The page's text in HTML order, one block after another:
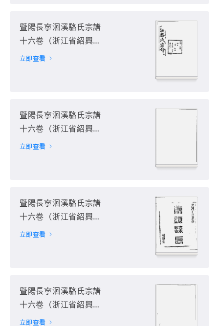
暨陽長寧洄溪駱氏宗譜
十六卷（浙江省紹興市
諸暨市）第7册
立即查看
暨陽長寧洄溪駱氏宗譜
十六卷（浙江省紹興市
諸暨市）第8册
立即查看
暨陽長寧洄溪駱氏宗譜
十六卷（浙江省紹興市
諸暨市）第9册
立即查看
暨陽長寧洄溪駱氏宗譜
十六卷（浙江省紹興市
諸暨市）第10册
立即查看